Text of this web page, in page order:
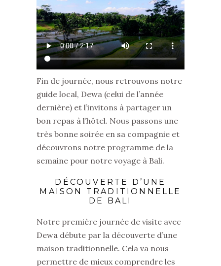
Fin de journée, nous retrouvons notre
guide local, Dewa (celui de l’année
dernière) et l’invitons à partager un
bon repas à l’hôtel. Nous passons une
très bonne soirée en sa compagnie et
découvrons notre programme de la
semaine pour notre voyage à Bali.
DÉCOUVERTE D’UNE
MAISON TRADITIONNELLE
DE BALI
Notre première journée de visite avec
Dewa débute par la découverte d’une
maison traditionnelle. Cela va nous
permettre de mieux comprendre les